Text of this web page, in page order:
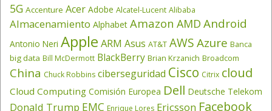
5G Accenture Acer Adobe Alcatel-Lucent Alibaba
Almacenamiento Alphabet Amazon AMD Android
Antonio Neri Apple ARM Asus AT&T AWSAzure Banca
big data Bill McDermott BlackBerry Brian Krzanich Broadcom
China Chuck Robbins ciberseguridad Cisco Citrix cloud
Cloud Computing Comisión Europea Dell Deutsche Telekom
Donald Trump EMC Enrique Lores Ericsson Facebook